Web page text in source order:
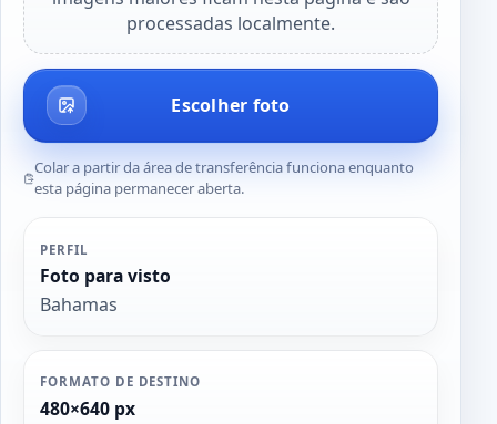
processadas localmente.
Escolher foto
Colar a partir da área de transferência funciona enquanto
esta página permanecer aberta.
PERFIL
Foto para visto
Bahamas
FORMATO DE DESTINO
480×640 px